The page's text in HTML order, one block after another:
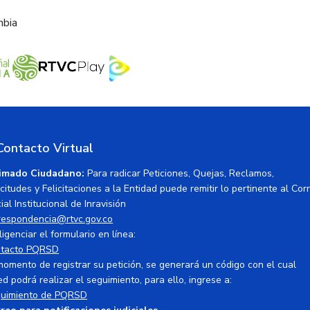
Virtual
Ciudadano: Para radicar Peticiones, Quejas, Reclamos,
y Felicitaciones a la Entidad puede remitir lo pertinente al
Institucional de Inravisión
el formulario en línea:
PQRSD
de registrar su petición, se generará un código con el cual
podrá realizar el seguimiento, para ello, ingrese a:
de PQRSD